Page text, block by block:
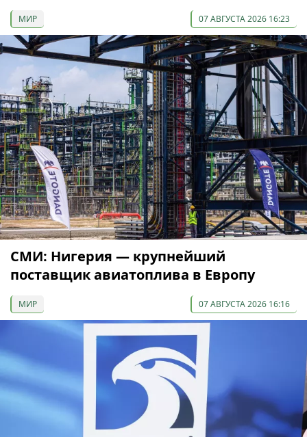
МИР 07 АВГУСТА 2026 16:23
СМИ: Нигерия — крупнейший
поставщик авиатоплива в Европу
МИР 07 АВГУСТА 2026 16:16